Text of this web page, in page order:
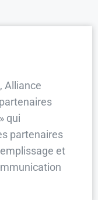
Alliance
qui
partenaires
et